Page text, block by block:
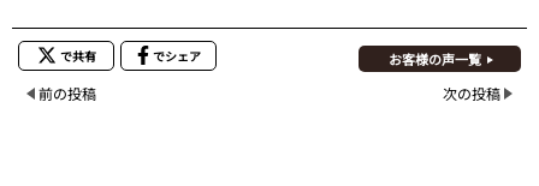
で共有 でシェア お客様の声一覧
前の投稿 次の投稿